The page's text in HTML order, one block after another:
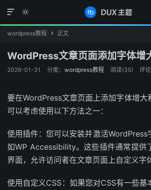


wordpress教程  正文
WordPress文章页面添加字体增
2026-01-31 分类： wordpress教程 阅读(35) 评
要在WordPress文章页面上添加字体增大
可以考虑使用以下方法之一：
使用插件：您可以安装并激活WordPress
如WP Accessibility。这些插件通常提供
界面，允许访问者在文章页面上自定义字
使用自定义CSS：如果您对CSS有一些基